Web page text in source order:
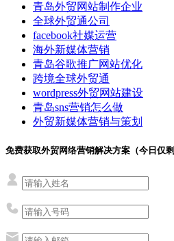
青岛外贸网站制作企业
全球外贸通公司
facebook社媒运营
海外新媒体营销
青岛谷歌推广网站优化
跨境全球外贸通
wordpress外贸网站建设
青岛sns营销怎么做
外贸新媒体营销与策划
免费获取外贸网络营销解决方案（今日仅剩